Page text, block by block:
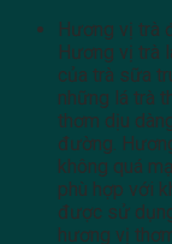
Hương vị trà
Hương vị trà
của trà sữa
những lá trà
thơm dịu
đường.
không quá
phù hợp với
được sử
hương vị